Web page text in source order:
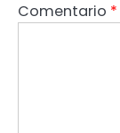
Comentario *